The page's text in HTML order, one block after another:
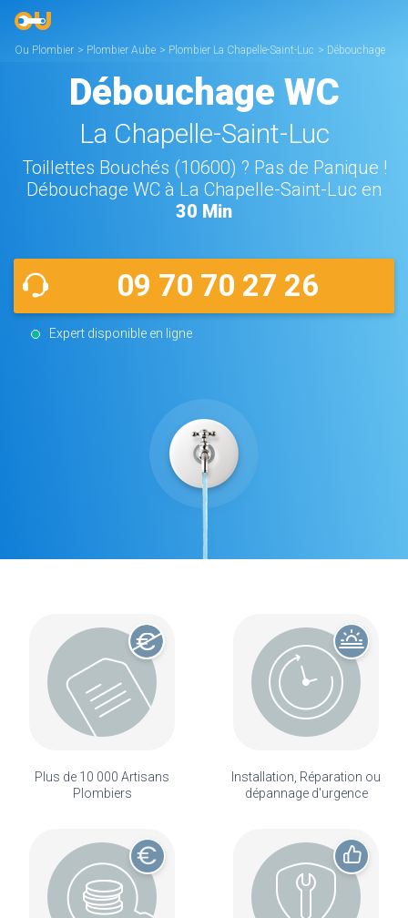
Ou Plombier > Plombier Aube > Plombier La Chapelle-Saint-Luc > Débouchage
Débouchage WC
La Chapelle-Saint-Luc
Toillettes Bouchés (10600) ? Pas de Panique !
Débouchage WC à La Chapelle-Saint-Luc en
30 Min
09 70 70 27 26
Expert disponible en ligne
Plus de 10 000 Artisans
Plombiers
Installation, Réparation ou
dépannage d'urgence